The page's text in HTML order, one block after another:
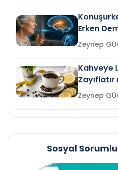
Erken
mi?
Kahveye
Zayıflatır
Sosyal